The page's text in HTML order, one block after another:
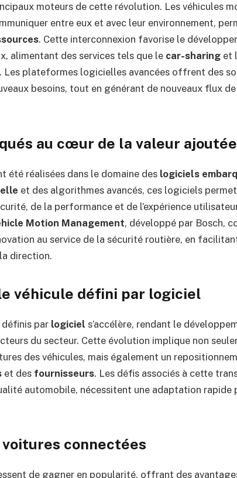
moteurs de cette révolution. Les véhicules
entre eux et avec leur environnement,
. Cette interconnexion favorise le
alimentant des services tels que le car-sharing et
. Les plateformes logicielles avancées offrent des
besoins, tout en générant de nouveaux flux
au cœur de la valeur ajoutée
été réalisées dans le domaine des logiciels
et des algorithmes avancés, ces logiciels
de la performance et de l’expérience
Motion Management, développé par Bosch,
au service de la sécurité routière, en
direction.
véhicule défini par logiciel
définis par logiciel s’accélère, rendant le
du secteur. Cette évolution implique non
des véhicules, mais également un
et des fournisseurs. Les défis associés à cette
automobile, nécessitent une adaptation rapide
connectées
de gagner en popularité, offrant des